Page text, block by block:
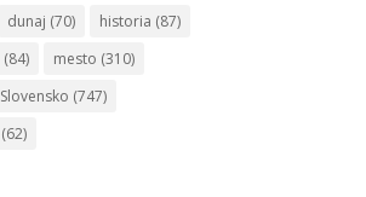
dunaj (70) historia (87)
(84) mesto (310)
Slovensko (747)
(62)